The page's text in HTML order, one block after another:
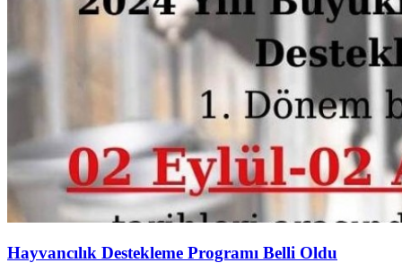
Hayvancılık Destekleme Programı Belli Oldu